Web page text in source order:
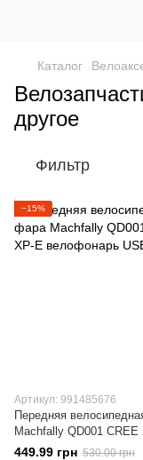
Каталог
другое
Фильтр
−15%
Артикул: 991485676
Передняя
Machfally QD001 CREE
велофонарь USB Silver
449.99 грн 530.00 грн